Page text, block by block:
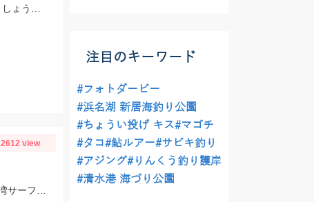
2612 view
注目のキーワード
#フォトダービー
#浜名湖 新居海釣り公園
#ちょうい投げ キス#マゴチ
#タコ#鮎ルアー#サビキ釣り
#アジング#りんくう釣り護岸
#清水港 海づり公園